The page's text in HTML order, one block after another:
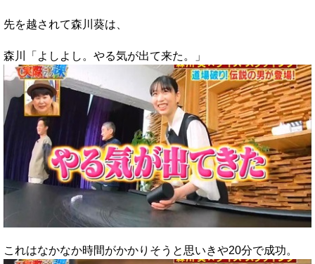
先を越されて森川葵は、
森川「よしよし。やる気が出て来た。」
これはなかなか時間がかかりそうと思いきや20分で成功。